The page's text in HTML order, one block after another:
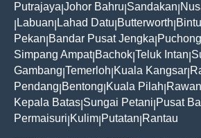
Putrajaya Johor Bahru Sandakan
Labuan Lahad Datu Butterworth
Pekan Bandar Pusat Jengka Puchong
Simpang Ampat| Bachok Teluk Intan
Gambang Temerloh Kuala Kangsar
Pendang Bentong Kuala Pilah
Kepala Batas Sungai Petani Pusat
Permaisuri Kulim Putatan Rantau